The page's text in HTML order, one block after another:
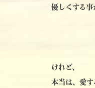
優しくする事
けれど、
本当は、愛す